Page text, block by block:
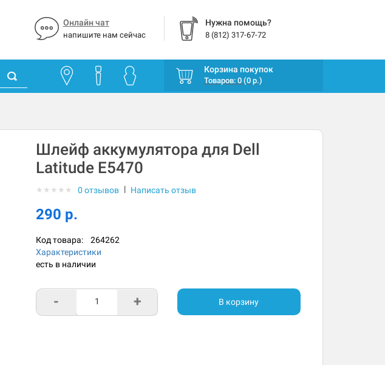
Онлайн чат
напишите нам сейчас
Нужна помощь?
8 (812) 317-67-72
Корзина покупок
Товаров: 0 (0 р.)
Шлейф аккумулятора для Dell
Latitude E5470
★ ★ ★ ★ ★ 0 отзывов | Написать отзыв
290 р.
Код товара: 264262
Характеристики
есть в наличии
- + В корзину